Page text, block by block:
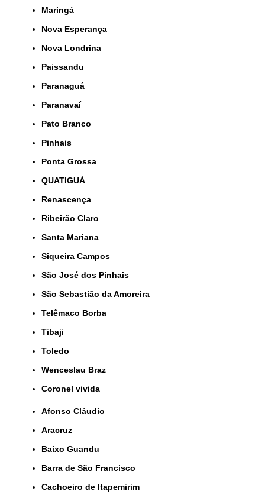
Maringá
Nova Esperança
Nova Londrina
Paissandu
Paranaguá
Paranavaí
Pato Branco
Pinhais
Ponta Grossa
QUATIGUÁ
Renascença
Ribeirão Claro
Santa Mariana
Siqueira Campos
São José dos Pinhais
São Sebastião da Amoreira
Telêmaco Borba
Tibaji
Toledo
Wenceslau Braz
coronel vivida
Afonso Cláudio
Aracruz
Baixo Guandu
Barra de São Francisco
Cachoeiro de Itapemirim